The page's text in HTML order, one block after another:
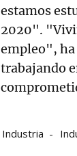
estamos
2020".
empleo", ha
trabajando
Industria